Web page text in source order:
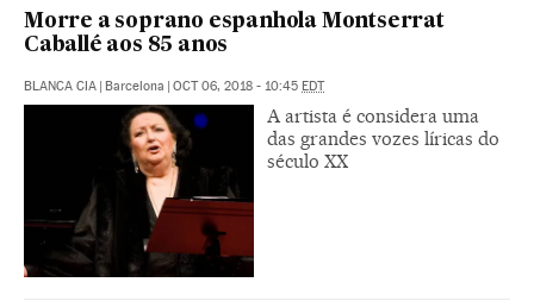
Morre a soprano espanhola Montserrat
Caballé aos 85 anos
BLANCA CIA | Barcelona | OCT 06, 2018 - 10:45 EDT
A artista é considera uma
das grandes vozes líricas do
século XX